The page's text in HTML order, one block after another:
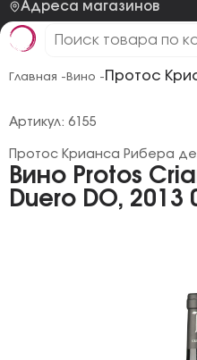
Адреса магазинов
Главная - Вино - Протос
Вино Protos
Duero DO, 2013
Протос Крианcа Рибера
Артикул: 6155